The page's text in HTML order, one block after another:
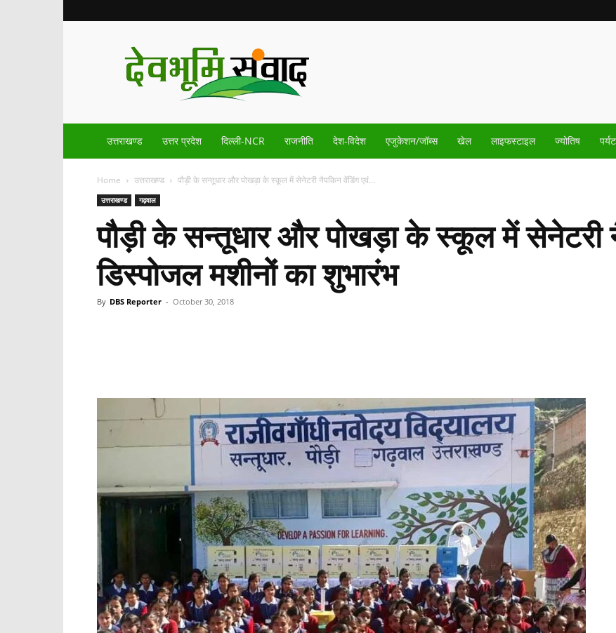
Devbhoomisamvad.com
उत्तराखण्ड उत्तर प्रदेश दिल्ली-NCR राजनीति देश-विदेश एजुकेशन/जॉब्स खेल लाइफस्टाइल ज्योतिष
Home उत्तराखण्ड पौड़ी के सन्तूधार और पोखड़ा के स्कूल में सेनेटरी नैपकिन वेंडिंग एवं...
उत्तराखण्ड गढ़वाल
पौड़ी के सन्तूधार और पोखड़ा के स्कूल में सेनेटरी
डिस्पोजल मशीनों का शुभारंभ
By DBS Reporter - October 30, 2018